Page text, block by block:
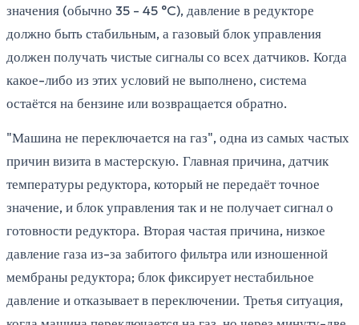
значения (обычно 35 - 45 °C), давление в редукторе
должно быть стабильным, а газовый блок управления
должен получать чистые сигналы со всех датчиков. Когда
какое-либо из этих условий не выполнено, система
остаётся на бензине или возвращается обратно.
"Машина не переключается на газ", одна из самых частых
причин визита в мастерскую. Главная причина, датчик
температуры редуктора, который не передаёт точное
значение, и блок управления так и не получает сигнал о
готовности редуктора. Вторая частая причина, низкое
давление газа из-за забитого фильтра или изношенной
мембраны редуктора; блок фиксирует нестабильное
давление и отказывает в переключении. Третья ситуация,